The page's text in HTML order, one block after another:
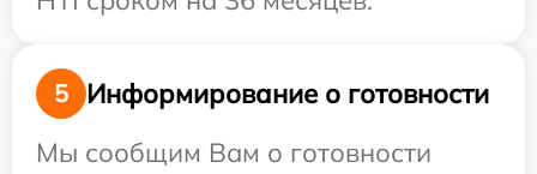
5
Информирование о готовности
Мы сообщим Вам о готовности